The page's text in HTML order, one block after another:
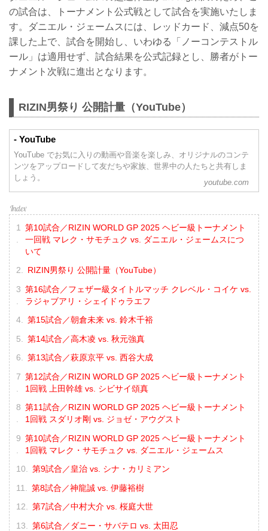
の試合は、トーナメント公式戦として試合を実施いたしま
す。ダニエル・ジェームスには、レッドカード、減点50を
課した上で、試合を開始し、いわゆる「ノーコンテストル
ール」は適用せず、試合結果を公式記録とし、勝者がトー
ナメント次戦に進出となります。
RIZIN男祭り 公開計量（YouTube）
- YouTube
YouTube でお気に入りの動画や音楽を楽しみ、オリジナルのコンテ
ンツをアップロードして友だちや家族、世界中の人たちと共有しま
しょう。
youtube.com
第10試合／RIZIN WORLD GP 2025 ヘビー級トーナメント
一回戦 マレク・サモチュク vs. ダニエル・ジェームスにつ
いて
RIZIN男祭り 公開計量（YouTube）
第16試合／フェザー級タイトルマッチ クレベル・コイケ vs.
ラジャブアリ・シェイドゥラエフ
第15試合／朝倉未来 vs. 鈴木千裕
第14試合／高木凌 vs. 秋元強真
第13試合／萩原京平 vs. 西谷大成
第12試合／RIZIN WORLD GP 2025 ヘビー級トーナメント
1回戦 上田幹雄 vs. シビサイ頌真
第11試合／RIZIN WORLD GP 2025 ヘビー級トーナメント
1回戦 スダリオ剛 vs. ジョゼ・アウグスト
第10試合／RIZIN WORLD GP 2025 ヘビー級トーナメント
1回戦 マレク・サモチュク vs. ダニエル・ジェームス
第9試合／皇治 vs. シナ・カリミアン
第8試合／神龍誠 vs. 伊藤裕樹
第7試合／中村大介 vs. 桜庭大世
第6試合／ダニー・サバテロ vs. 太田忍